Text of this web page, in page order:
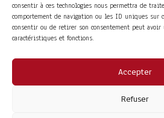
consentir à ces technologies nous permettra de
comportement de navigation ou les ID uniques sur
consentir ou de retirer son consentement peut
caractéristiques et fonctions.
Accepter
Refuser